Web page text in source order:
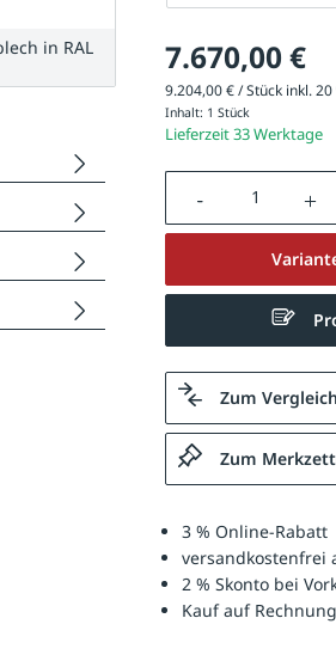
7.670,00 €
9.204,00 € / Stück inkl.
Inhalt: 1 Stück
Lieferzeit 33 Werktage
Produkt
Zum
Zum
3 % Online-Rabatt
versandkostenfrei
2 % Skonto bei
Kauf auf Rechnung
in RAL